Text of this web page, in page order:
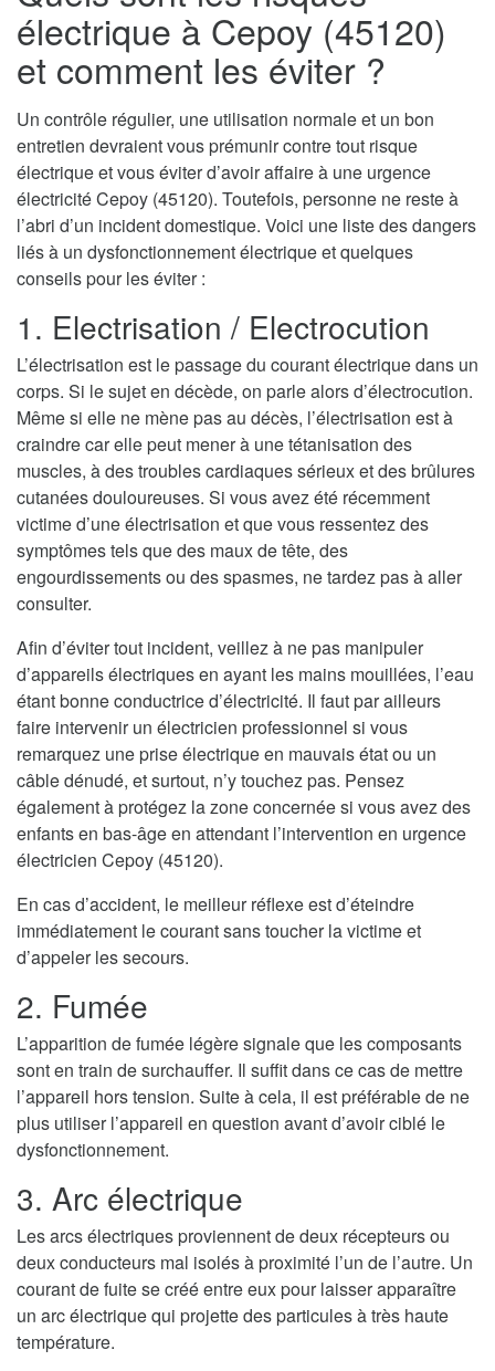
électrique à Cepoy (45120)
et comment les éviter ?
Un contrôle régulier, une utilisation normale et un bon
entretien devraient vous prémunir contre tout risque
électrique et vous éviter d’avoir affaire à une urgence
électricité Cepoy (45120). Toutefois, personne ne reste à
l’abri d’un incident domestique. Voici une liste des dangers
liés à un dysfonctionnement électrique et quelques
conseils pour les éviter :
1. Electrisation / Electrocution
L’électrisation est le passage du courant électrique dans un
corps. Si le sujet en décède, on parle alors d’électrocution.
Même si elle ne mène pas au décès, l’électrisation est à
craindre car elle peut mener à une tétanisation des
muscles, à des troubles cardiaques sérieux et des brûlures
cutanées douloureuses. Si vous avez été récemment
victime d’une électrisation et que vous ressentez des
symptômes tels que des maux de tête, des
engourdissements ou des spasmes, ne tardez pas à aller
consulter.
Afin d’éviter tout incident, veillez à ne pas manipuler
d’appareils électriques en ayant les mains mouillées, l’eau
étant bonne conductrice d’électricité. Il faut par ailleurs
faire intervenir un électricien professionnel si vous
remarquez une prise électrique en mauvais état ou un
câble dénudé, et surtout, n’y touchez pas. Pensez
également à protégez la zone concernée si vous avez des
enfants en bas-âge en attendant l’intervention en urgence
électricien Cepoy (45120).
En cas d’accident, le meilleur réflexe est d’éteindre
immédiatement le courant sans toucher la victime et
d’appeler les secours.
2. Fumée
L’apparition de fumée légère signale que les composants
sont en train de surchauffer. Il suffit dans ce cas de mettre
l’appareil hors tension. Suite à cela, il est préférable de ne
plus utiliser l’appareil en question avant d’avoir ciblé le
dysfonctionnement.
3. Arc électrique
Les arcs électriques proviennent de deux récepteurs ou
deux conducteurs mal isolés à proximité l’un de l’autre. Un
courant de fuite se créé entre eux pour laisser apparaître
un arc électrique qui projette des particules à très haute
température.